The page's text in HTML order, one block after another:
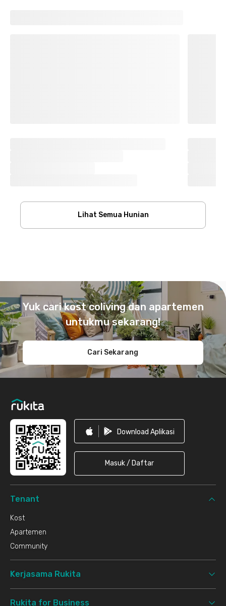
Lihat Semua Hunian
Yuk cari kost coliving dan apartemen
untukmu sekarang!
Cari Sekarang
Download Aplikasi
Masuk / Daftar
Tenant
Kost
Apartemen
Community
Kerjasama Rukita
Rukita for Business